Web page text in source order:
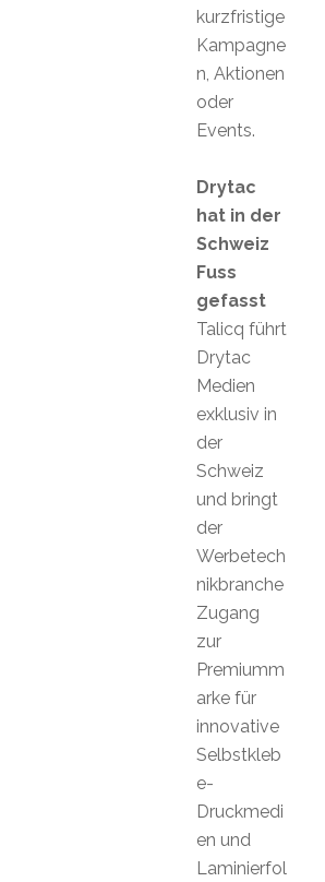
kurzfristige
Kampagne
n, Aktionen
oder
Events.
Drytac
hat in der
Schweiz
Fuss
gefasst
Talicq führt
Drytac
Medien
exklusiv in
der
Schweiz
und bringt
der
Werbetech
nikbranche
Zugang
zur
Premiumm
arke für
innovative
Selbstkleb
e-
Druckmedi
en und
Laminierfol